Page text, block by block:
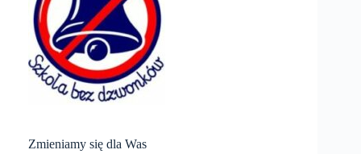
Zmieniamy się dla Was